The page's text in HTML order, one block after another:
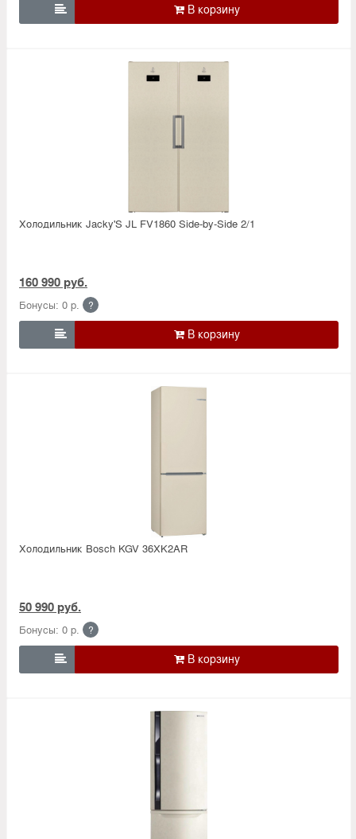

Холодильник Jacky'S JL FV1860 Side-by-Side 2/1
160 990 руб.
Бонусы: 0 р. ?

Холодильник Bosсh KGV 36XK2AR
50 990 руб.
Бонусы: 0 р. ?
